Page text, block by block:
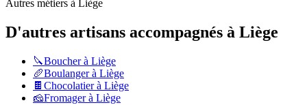
Autres métiers à Liège
D'autres artisans accompagnés à Liège
🔪Boucherà Liège
🥖Boulangerà Liège
🍫 Chocolatierà Liège
🧀Fromagerà Liège